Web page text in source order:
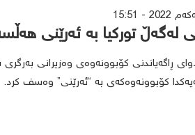
تورکیا بە ئەرێنی
ڕاگەیاندنی کۆبوونەوەی وەزیرانی بەرگری
کۆبوونەوەکەی بە “ئەرێنی” وەسف کرد.